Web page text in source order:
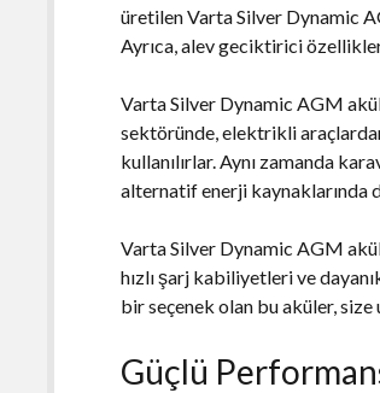
üretilen Varta Silver Dynamic
Ayrıca, alev geciktirici
Varta Silver Dynamic AGM
sektöründe, elektrikli
kullanılırlar. Aynı zamanda
alternatif enerji kaynaklarında
Varta Silver Dynamic AGM
hızlı şarj kabiliyetleri ve
bir seçenek olan bu aküler,
Güçlü